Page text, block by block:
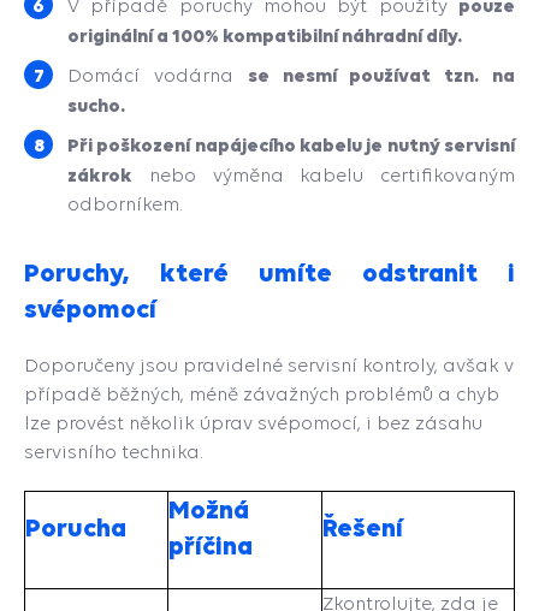
V případě poruchy mohou být použity pouze
originální a 100% kompatibilní náhradní díly.
Domácí vodárna se nesmí používat tzn. na
sucho.
Při poškození napájecího kabelu je nutný servisní
zákrok nebo výměna kabelu certifikovaným
odborníkem.
Poruchy, které umíte odstranit i
svépomocí
Doporučeny jsou pravidelné servisní kontroly, avšak v
případě běžných, méně závažných problémů a chyb
lze provést několik úprav svépomocí, i bez zásahu
servisního technika.
Porucha
Možná
příčina
Řešení
Zkontrolujte, zda je